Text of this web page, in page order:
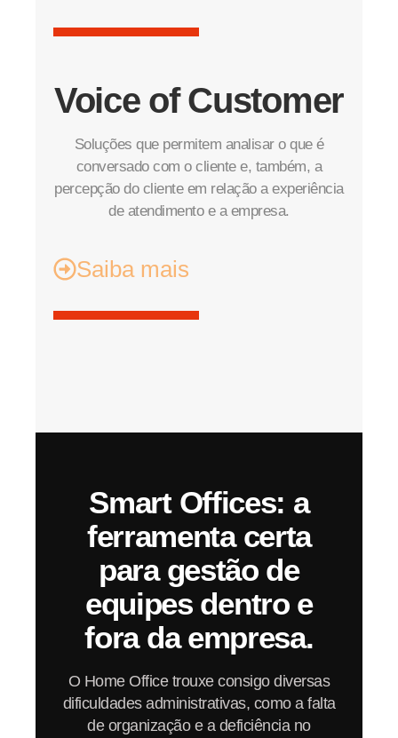
Voice of Customer
Soluções que permitem analisar o que é
conversado com o cliente e, também, a
percepção do cliente em relação a experiência
de atendimento e a empresa.
Saiba mais
Smart Offices: a
ferramenta certa
para gestão de
equipes dentro e
fora da empresa.
O Home Office trouxe consigo diversas
dificuldades administrativas, como a falta
de organização e a deficiência no